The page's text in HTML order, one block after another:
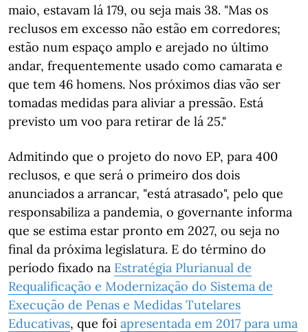
maio, estavam lá 179, ou seja mais 38. "Mas os
reclusos em excesso não estão em corredores;
estão num espaço amplo e arejado no último
andar, frequentemente usado como camarata e
que tem 46 homens. Nos próximos dias vão ser
tomadas medidas para aliviar a pressão. Está
previsto um voo para retirar de lá 25."
Admitindo que o projeto do novo EP, para 400
reclusos, e que será o primeiro dos dois
anunciados a arrancar, "está atrasado", pelo que
responsabiliza a pandemia, o governante informa
que se estima estar pronto em 2027, ou seja no
final da próxima legislatura. E do término do
período fixado na Estratégia Plurianual de
Requalificação e Modernização do Sistema de
Execução de Penas e Medidas Tutelares
Educativas, que foi apresentada em 2017 para uma